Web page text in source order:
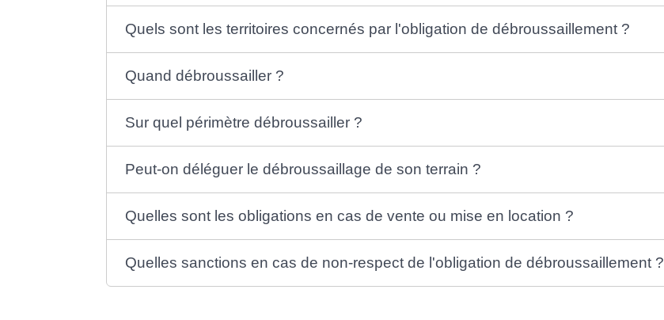
Quels sont les territoires concernés par l'obligation de débroussaillement ?
Quand débroussailler ?
Sur quel périmètre débroussailler ?
Peut-on déléguer le débroussaillage de son terrain ?
Quelles sont les obligations en cas de vente ou mise en location ?
Quelles sanctions en cas de non-respect de l'obligation de débroussaillement ?